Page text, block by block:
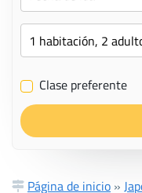
✔ Clase preferente
Página de inicio »